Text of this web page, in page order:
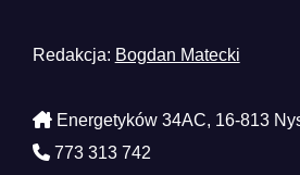
Redakcja: Bogdan Matecki
Energetyków 34AC, 16-813
773 313 742